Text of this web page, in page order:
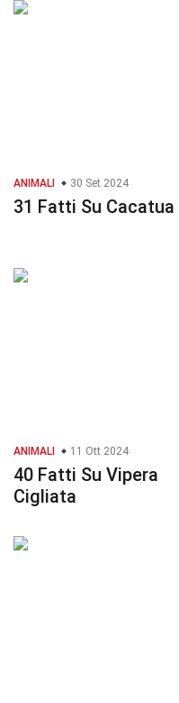
ANIMALI 30 Set 2024
31 Fatti Su Cacatua
ANIMALI 11 Ott 2024
40 Fatti Su Vipera
Cigliata